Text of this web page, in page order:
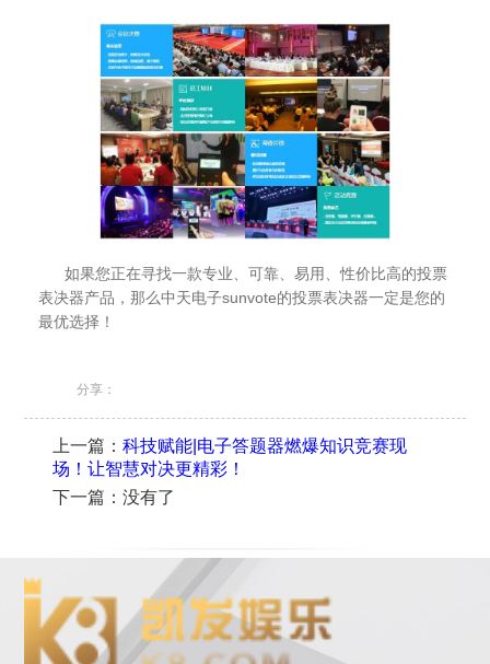
如果您正在寻找一款专业、可靠、易用、性价比高的投票
表决器产品，那么中天电子sunvote的投票表决器一定是您的
最优选择！
分享：
上一篇： 科技赋能|电子答题器燃爆知识竞赛现
场！让智慧对决更精彩！
下一篇：没有了